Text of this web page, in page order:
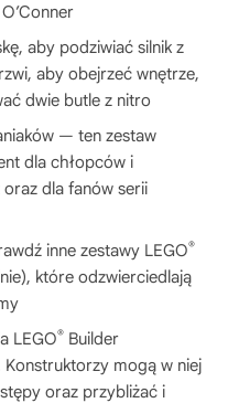
aby podziwiać silnik z
aby obejrzeć wnętrze,
dwie butle z nitro
— ten zestaw
dla chłopców i
dla fanów serii
inne zestawy LEGO®
które odzwierciedlają
LEGO® Builder
mogą w niej
oraz przybliżać i